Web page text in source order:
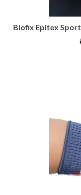
Biofix Epitex